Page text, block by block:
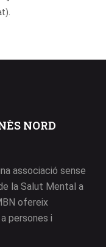
NORD
associació sense
la Salut Mental a
ofereix
persones i